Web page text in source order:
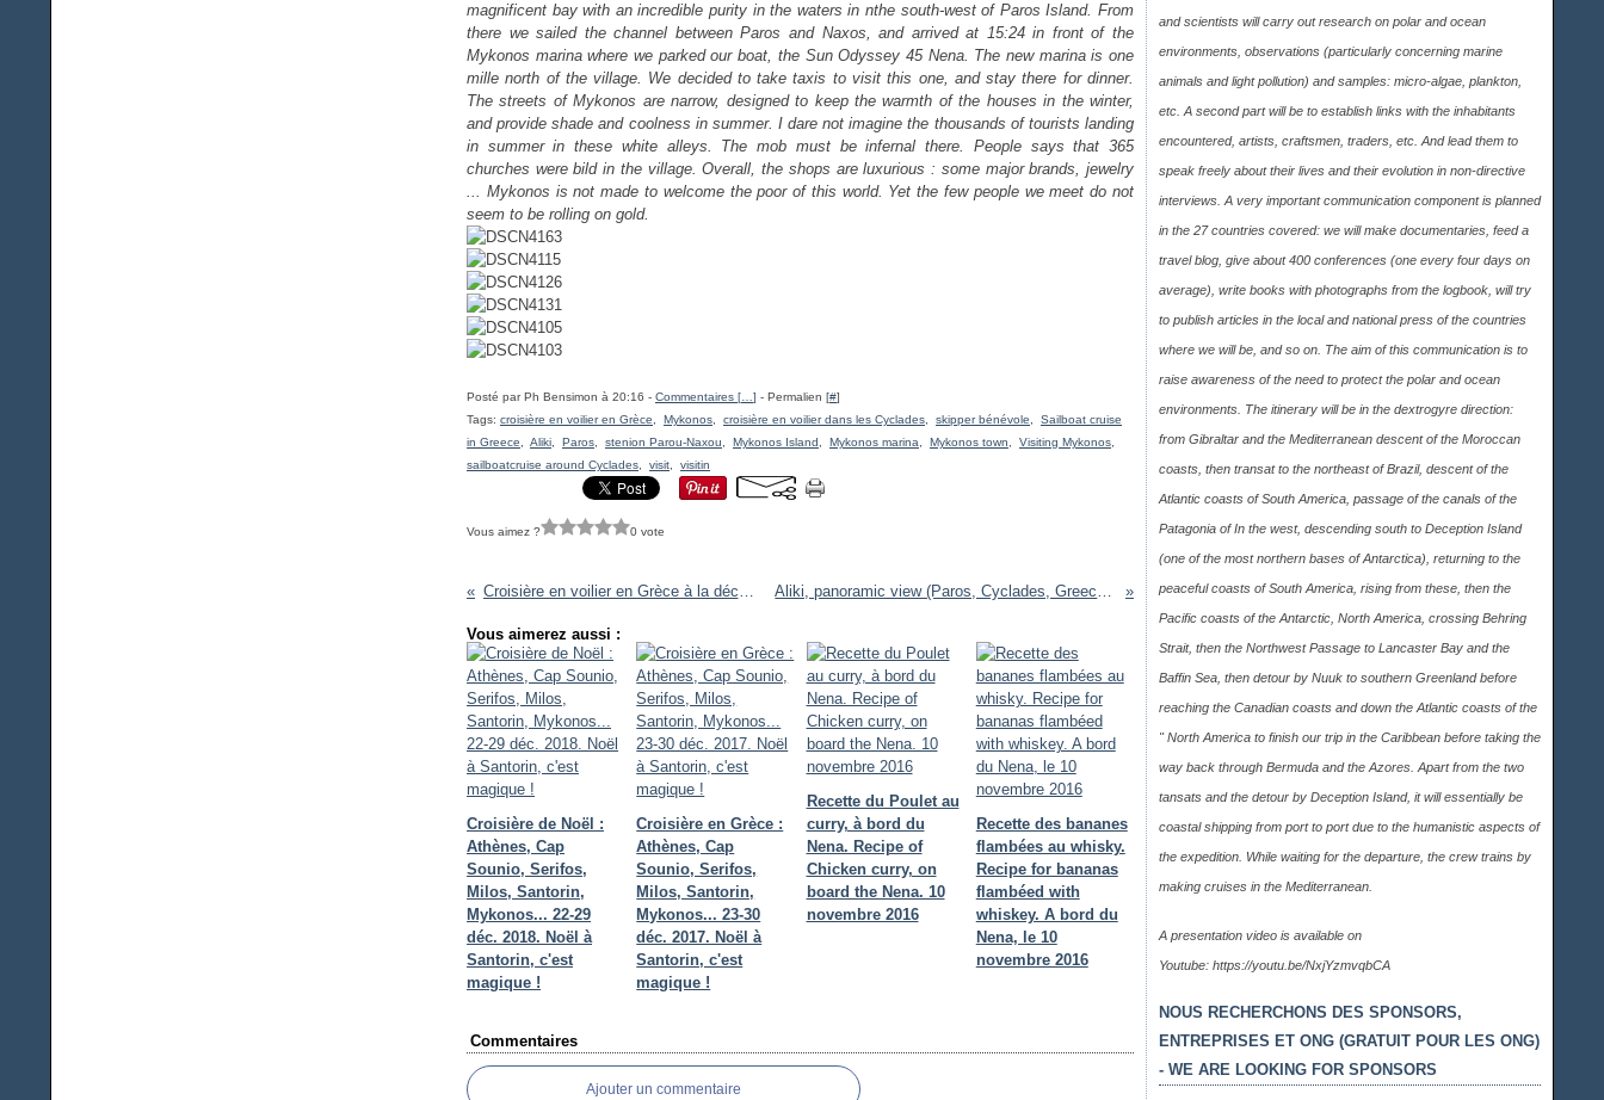
magnificent bay with an incredible purity in the waters in nthe south-west of Paros Island. From
there we sailed the channel between Paros and Naxos, and arrived at 15:24 in front of the
Mykonos marina where we parked our boat, the Sun Odyssey 45 Nena. The new marina is one
mille north of the village. We decided to take taxis to visit this one, and stay there for dinner.
The streets of Mykonos are narrow, designed to keep the warmth of the houses in the winter,
and provide shade and coolness in summer. I dare not imagine the thousands of tourists landing
in summer in these white alleys. The mob must be infernal there. People says that 365
churches were bild in the village. Overall, the shops are luxurious : some major brands, jewelry
... Mykonos is not made to welcome the poor of this world. Yet the few people we meet do not
seem to be rolling on gold.
Posté par Ph Bensimon à 20:16 - Commentaires [ ] - Permalien [#]
Tags: croisière en voilier en Grèce Mykonos croisière en voilier dans les Cyclades skipper bénévole
Sailboat cruise
in Greece
Aliki Paros stenion Parou-Naxou Mykonos Island Mykonos marina Mykonos town Visiting Mykonos
sailboatcruise around Cyclades
visit visitin
Vous aimez ? 0 vote
Croisière en voilier en Grèce à la découverte des Cyclades. Jour J+4 : d'Aliki (Paros) à Mykonos Aliki, panoramic view (Paros, Cyclades, Greece). Croisière en voilier en Grèce à la découverte des Cyclades. Jour J+4
Vous aimerez aussi :
Croisière de Noël :
Athènes, Cap
Sounio, Serifos,
Milos, Santorin,
Mykonos... 22-29
déc. 2018. Noël à
Santorin, c'est
magique !
Croisière en Grèce :
Athènes, Cap
Sounio, Serifos,
Milos, Santorin,
Mykonos... 23-30
déc. 2017. Noël à
Santorin, c'est
magique !
Recette du Poulet au
curry, à bord du
Nena. Recipe of
Chicken curry, on
board the Nena. 10
novembre 2016
Recette des bananes
flambées au whisky.
Recipe for bananas
flambéed with
whiskey. A bord du
Nena, le 10
novembre 2016
Commentaires
Ajouter un commentaire
and scientists will carry out research on polar and ocean
environments, observations (particularly concerning marine
animals and light pollution) and samples: micro-algae, plankton,
etc. A second part will be to establish links with the inhabitants
encountered, artists, craftsmen, traders, etc. And lead them to
speak freely about their lives and their evolution in non-directive
interviews. A very important communication component is planned
in the 27 countries covered: we will make documentaries, feed a
travel blog, give about 400 conferences (one every four days on
average), write books with photographs from the logbook, will try
to publish articles in the local and national press of the countries
where we will be, and so on. The aim of this communication is to
raise awareness of the need to protect the polar and ocean
environments. The itinerary will be in the dextrogyre direction:
from Gibraltar and the Mediterranean descent of the Moroccan
coasts, then transat to the northeast of Brazil, descent of the
Atlantic coasts of South America, passage of the canals of the
Patagonia of In the west, descending south to Deception Island
(one of the most northern bases of Antarctica), returning to the
peaceful coasts of South America, rising from these, then the
Pacific coasts of the Antarctic, North America, crossing Behring
Strait, then the Northwest Passage to Lancaster Bay and the
Baffin Sea, then detour by Nuuk to southern Greenland before
reaching the Canadian coasts and down the Atlantic coasts of the
" North America to finish our trip in the Caribbean before taking the
way back through Bermuda and the Azores. Apart from the two
tansats and the detour by Deception Island, it will essentially be
coastal shipping from port to port due to the humanistic aspects of
the expedition. While waiting for the departure, the crew trains by
making cruises in the Mediterranean.
A presentation video is available on
Youtube: https://youtu.be/NxjYzmvqbCA
NOUS RECHERCHONS DES SPONSORS,
ENTREPRISES ET ONG (GRATUIT POUR LES ONG)
- WE ARE LOOKING FOR SPONSORS